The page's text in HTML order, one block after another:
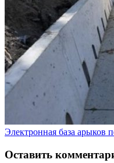
Электронная база арыков
Оставить